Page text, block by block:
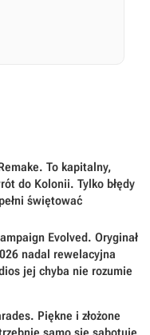
To kapitalny,
do Kolonii. Tylko błędy
świętować
Evolved. Oryginał
nadal rewelacyjna
jej chyba nie rozumie
Piękne i złożone